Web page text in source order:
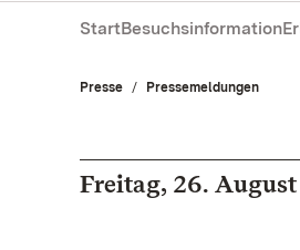
StartBesuchsinformation
Presse Pressemeldungen
Freitag, 26.